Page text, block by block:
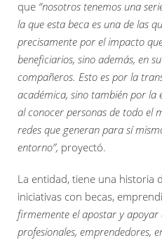
que “nosotros tenemos una
la que esta beca es una de las
precisamente por el impacto
beneficiarios, sino además, en
compañeros. Esto es por la
académica, sino también por la
al conocer personas de todo el
redes que generan para sí
entorno”, proyectó.
La entidad, tiene una historia
iniciativas con becas,
firmemente el apostar y apoyar
profesionales, emprendedores,